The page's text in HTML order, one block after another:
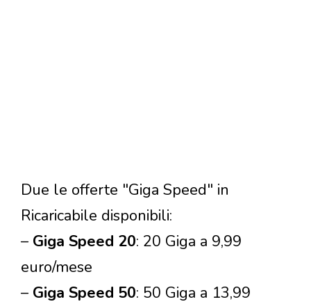
Due le offerte "Giga Speed" in
Ricaricabile disponibili:
– Giga Speed 20: 20 Giga a 9,99
euro/mese
– Giga Speed 50: 50 Giga a 13,99